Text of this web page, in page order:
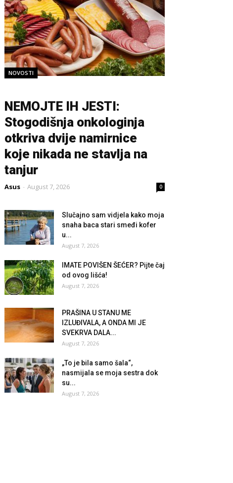
NOVOSTI
NEMOJTE IH JESTI:
Stogodišnja onkologinja
otkriva dvije namirnice
koje nikada ne stavlja na
tanjur
Asus - August 7, 2026 0
Slučajno sam vidjela kako moja
snaha baca stari smeđi kofer
u...
August 7, 2026
IMATE POVIŠEN ŠEĆER? Pijte čaj
od ovog lišća!
August 7, 2026
PRAŠINA U STANU ME
IZLUĐIVALA, A ONDA MI JE
SVEKRVA DALA...
August 7, 2026
„To je bila samo šala“,
nasmijala se moja sestra dok
su...
August 7, 2026